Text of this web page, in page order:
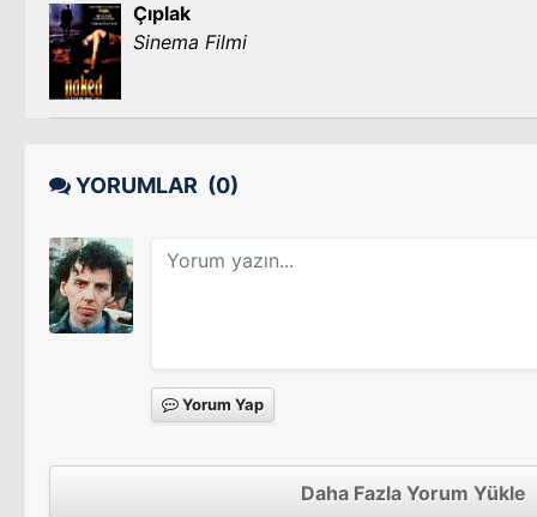
Çıplak
Sinema Filmi
YORUMLAR (0)
Yorum Yap
Daha Fazla Yorum Yükle